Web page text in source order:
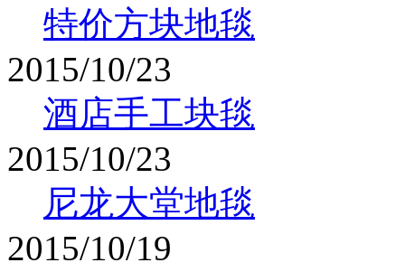
特价方块地毯
2015/10/23
酒店手工块毯
2015/10/23
尼龙大堂地毯
2015/10/19